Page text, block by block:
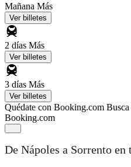
Mañana Más
Ver billetes
2 días Más
Ver billetes
3 días Más
Ver billetes
Quédate con Booking.com
Booking.com
De Nápoles a Sorrento en